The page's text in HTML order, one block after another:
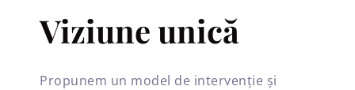
Viziune unică
Propunem un model de intervenție și